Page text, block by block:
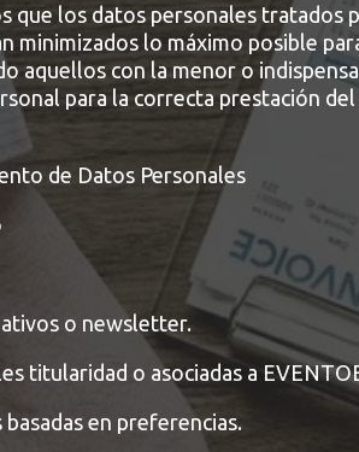
que los datos personales tratados
minimizados lo máximo posible
aquellos con la menor o
para la correcta prestación
de Datos Personales
o newsletter.
titularidad o asociadas a
en preferencias.